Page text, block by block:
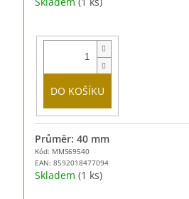
DO KOŠÍKU
Kód: MMS69540
EAN: 8592018477094
Průměr: 40 mm
Skladem (1 ks)